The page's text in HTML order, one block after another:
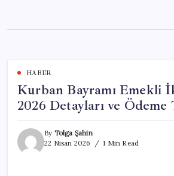
content
HABER
Kurban Bayramı Emekli
2026 Detayları ve
By Tolga Şahin
22 Nisan 2026
1 Min Read